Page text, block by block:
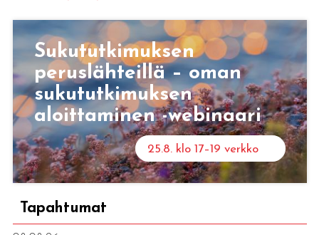
Sukututkimuksen
peruslähteillä – oman
sukututkimuksen
aloittaminen -webinaari
25.8. klo 17–19 verkko
Tapahtumat